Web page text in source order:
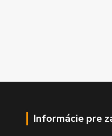
Informácie pre